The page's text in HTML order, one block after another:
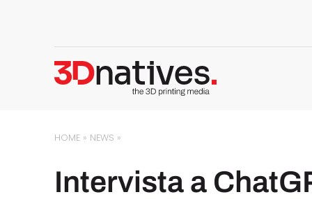
HOME » NEWS »
Intervista a